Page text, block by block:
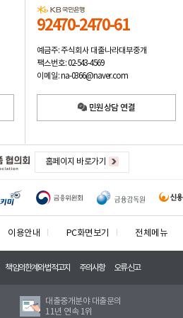
92470-2470-61
예금주: 주식회사 대출나라대부중개
팩스번호: 02-543-4569
이메일: na-0366@naver.com
민원상담 연결
홈페이지 바로가기
이용안내 PC화면보기 전체메뉴
책임의한계와법적고지 주의사항 오류신고
대출중개분야 대출문의
11년 연속 1위